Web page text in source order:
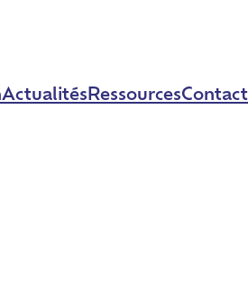
ActualitésRessourcesContact